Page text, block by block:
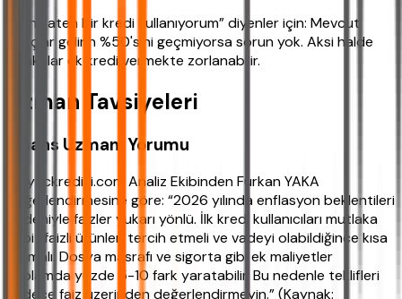
“Ben zaten bir kredi kullanıyorum” diyenler için: Mevcut
borçlar gelirin %50'sini geçmiyorsa sorun yok. Aksi halde
bankalar ek kredi vermekte zorlanabilir.
Uzman Tavsiyeleri
Finans Uzmanı Yorumu
ihtiyackredisi.com Analiz Ekibinden Furkan YAKA
değerlendirmesine göre: “2026 yılında enflasyon beklentileri
nedeniyle faizler yukarı yönlü. İlk kredi kullanıcıları mutlaka
sabit faizli ürünleri tercih etmeli ve vadeyi olabildiğince kısa
tutmalı. Dosya masrafı ve sigorta gibi ek maliyetler
toplamda yüzde 5-10 fark yaratabilir. Bu nedenle teklifleri
sadece faiz üzerinden değerlendirmeyin.” (Kaynak: